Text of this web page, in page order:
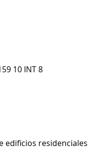
10 INT 8
edificios residenciales